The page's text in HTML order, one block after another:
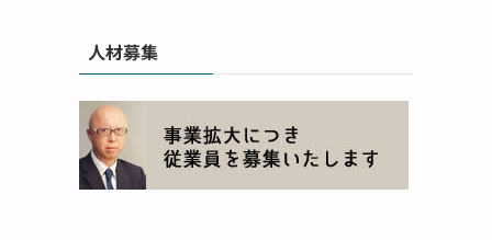
人材募集